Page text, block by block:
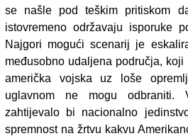
se našle pod teškim pritiskom
istovremeno održavaju isporuke
Najgori mogući scenarij je
međusobno udaljena područja,
američka vojska uz loše
uglavnom ne mogu odbraniti.
zahtijevalo bi nacionalno
spremnost na žrtvu kakvu